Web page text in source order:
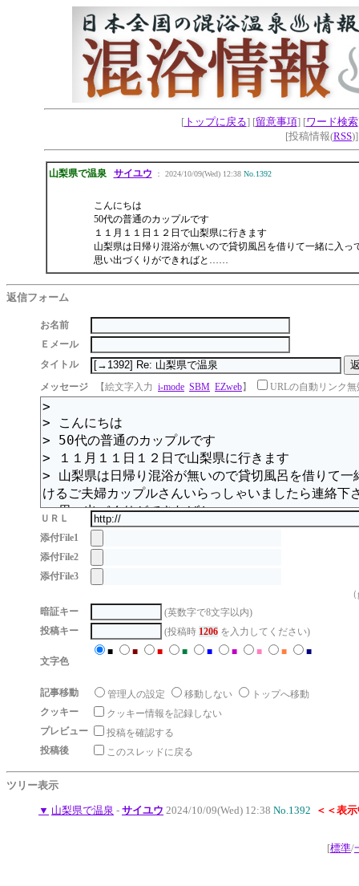
[トップに戻る] [留意事項] [ワード検索
[投稿情報(RSS
山梨県で温泉 サイユウ ： 2024/10/09(Wed) 12:38 No.1392
こんにちは
50代の普通のカップルです
１１月１１日１２日で山梨県に行きます
山梨県は日帰り混浴が無いので貸切風呂を借りて一緒に入
思い出づくりができればと……
返信フォーム
お名前
Ｅメール
タイトル
メッセージ
【絵文字入力 i-mode SBM EZweb】 URLの自動リンク無
ＵＲＬ
添付File1
添付File2
添付File3
暗証キー
(英数字で8文字以内)
投稿キー
(投稿時 1206 を入力してください)
文字色
■ ■ ■ ■ ■ ■ ■ ■ ■
記事移動 管理人の設定 移動しない
トップへ移動
クッキー
クッキー情報を記録しない
プレビュー
投稿を確認する
投稿後
このスレッドに戻る
ツリー表示
▼ 山梨県で温泉 - サイユウ 2024/10/09(Wed) 12:38 No.1392 ＜＜表
[標準/